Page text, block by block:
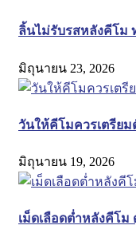
ลิ้นไม่รับรสหลังคีโม
มิถุนายน 23, 2026
วันให้คีโมควรเตรียม
มิถุนายน 19, 2026
เม็ดเลือดต่ำหลังคีโม